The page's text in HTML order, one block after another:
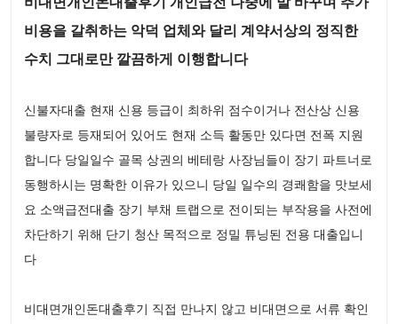
비용을 갈취하는 악덕 업체와 달리 계약서상의 정직한
수치 그대로만 깔끔하게 이행합니다
신불자대출 현재 신용 등급이 최하위 점수이거나 전산상 신용
불량자로 등재되어 있어도 현재 소득 활동만 있다면 전폭 지원
합니다 당일일수 골목 상권의 베테랑 사장님들이 장기 파트너로
동행하시는 명확한 이유가 있으니 당일 일수의 경쾌함을 맛보세
요 소액급전대출 장기 부채 트랩으로 전이되는 부작용을 사전에
차단하기 위해 단기 청산 목적으로 정밀 튜닝된 전용 대출입니
다
비대면개인돈대출후기 직접 만나지 않고 비대면으로 서류 확인